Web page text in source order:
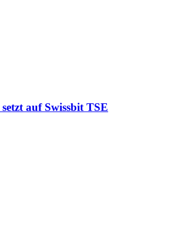
auf Swissbit TSE